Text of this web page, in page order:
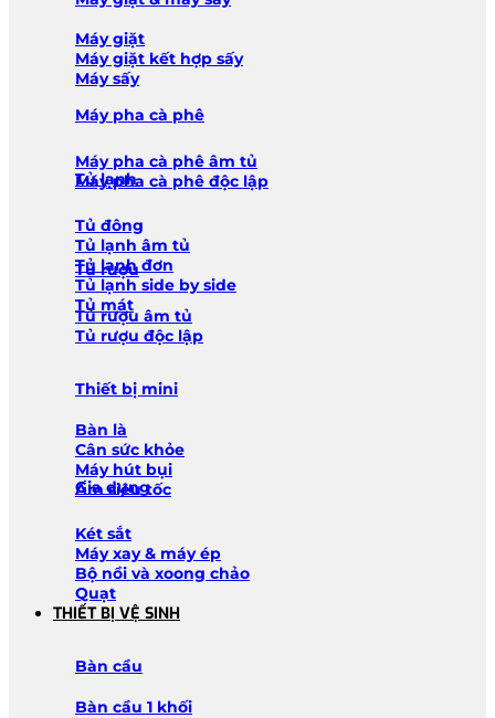
Máy giặt
Máy giặt kết hợp sấy
Máy sấy
Máy pha cà phê
Máy pha cà phê âm tủ
Máy pha cà phê độc lập
Tủ lạnh
Tủ đông
Tủ lạnh âm tủ
Tủ lạnh đơn
Tủ lạnh side by side
Tủ mát
Tủ rượu
Tủ rượu âm tủ
Tủ rượu độc lập
Thiết bị mini
Bàn là
Cân sức khỏe
Máy hút bụi
Ấm siêu tốc
Gia dụng
Két sắt
Máy xay & máy ép
Bộ nồi và xoong chảo
Quạt
THIẾT BỊ VỆ SINH
Bàn cầu
Bàn cầu 1 khối